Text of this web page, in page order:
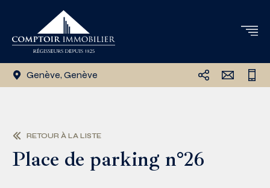
Genève, Genève
RETOUR À LA LISTE
Place de parking n°26